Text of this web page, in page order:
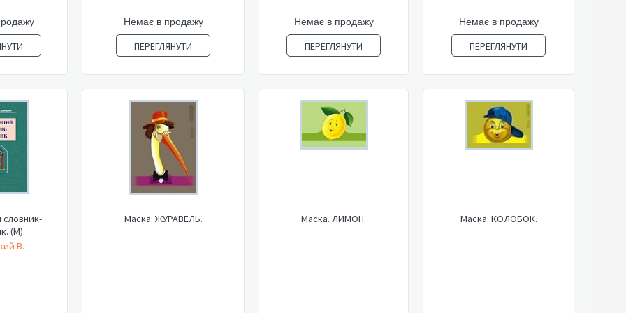
Немає в продажу
ПЕРЕГЛЯНУТИ
Немає в продажу
ПЕРЕГЛЯНУТИ
Немає в продажу
ПЕРЕГЛЯНУТИ
словник-
(М)
В.
Маска. ЖУРАВЕЛЬ. Маска. ЛИМОН. Маска. КОЛОБОК.